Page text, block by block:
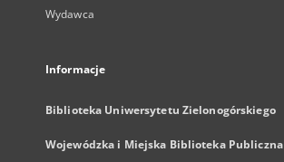
Wydawca
Informacje
Biblioteka Uniwersytetu Zielonogórskiego
Wojewódzka i Miejska Biblioteka Publiczna